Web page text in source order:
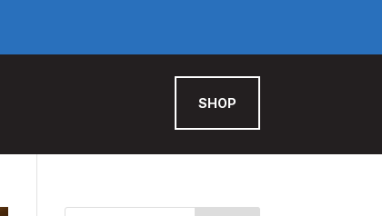
SHOP